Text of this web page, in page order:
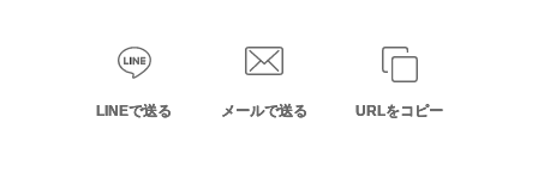
LINEで送る メールで送る URLをコピー